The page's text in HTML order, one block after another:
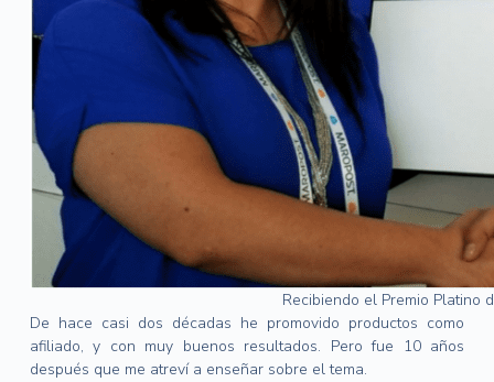
Recibiendo el Premio Platino
De hace casi dos décadas he promovido productos como
afiliado, y con muy buenos resultados. Pero fue 10 años
después que me atreví a enseñar sobre el tema.